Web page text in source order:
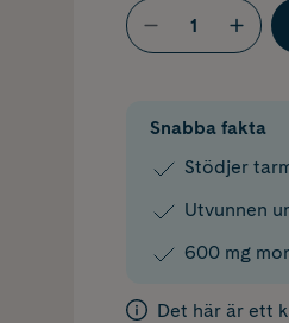
Snabba fakta
Stödjer
Utvunnen
600 mg
Det här är ett